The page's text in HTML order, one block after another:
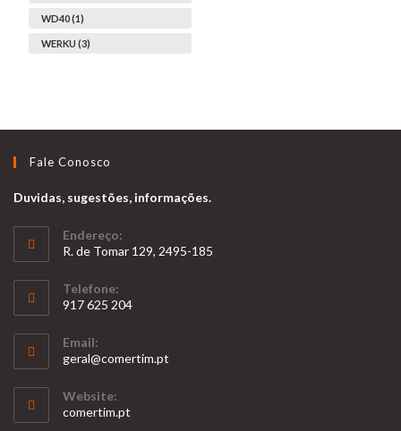
WD40 (1)
WERKU (3)
Fale Conosco
Duvidas, sugestões, informações.
Endereço:
R. de Tomar 129, 2495-185
Telefone:
917 625 204
in
your
application
Email:
geral@comertim.pt
Website:
comertim.pt